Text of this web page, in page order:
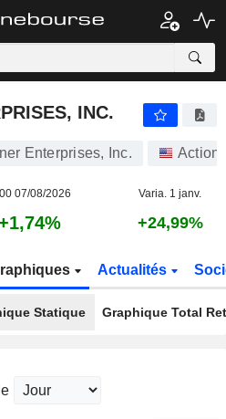
INC.
INC.
Enterprises, Inc.
07/08/2026 Varia. 1 janv.
+24,99%
Actualités
Statique Graphique Total